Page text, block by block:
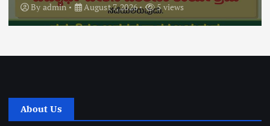
Byadmin August 6, 2026 11 views
About Us